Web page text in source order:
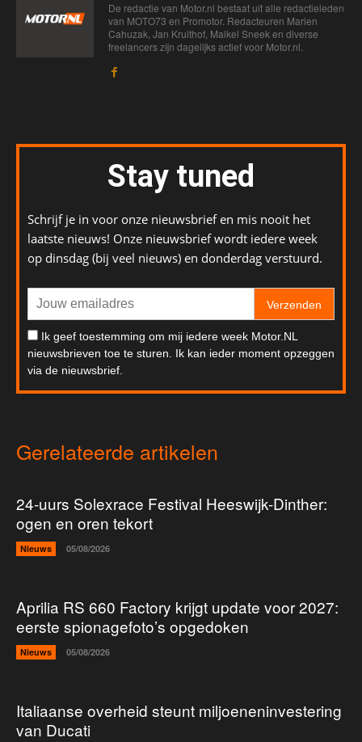
De redactie van Motor.nl bestaat uit alle redactieleden
van MOTO73 en Promotor. Redacteuren Marien
Cahuzak, Jan Kruithof, Maikel Sneek en diverse
freelancers zijn dagelijks actief voor Motor.nl.
Stay tuned
Schrijf je in voor onze nieuwsbrief en mis nooit het
laatste nieuws! Onze nieuwsbrief wordt iedere week
op dinsdag (bij veel nieuws) en donderdag verstuurd.
Verzenden
Ik geef toestemming om mij iedere week Motor.NL
nieuwsbrieven toe te sturen. Ik kan ieder moment opzeggen
via de nieuwsbrief.
Gerelateerde artikelen
24-uurs Solexrace Festival Heeswijk-Dinther:
ogen en oren tekort
Nieuws 05/08/2026
Aprilia RS 660 Factory krijgt update voor 2027:
eerste spionagefoto’s opgedoken
Nieuws 05/08/2026
Italiaanse overheid steunt miljoeneninvestering
van Ducati